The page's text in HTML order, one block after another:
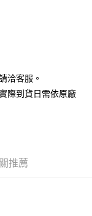
洽客服。
際到貨日需依原廠
推薦